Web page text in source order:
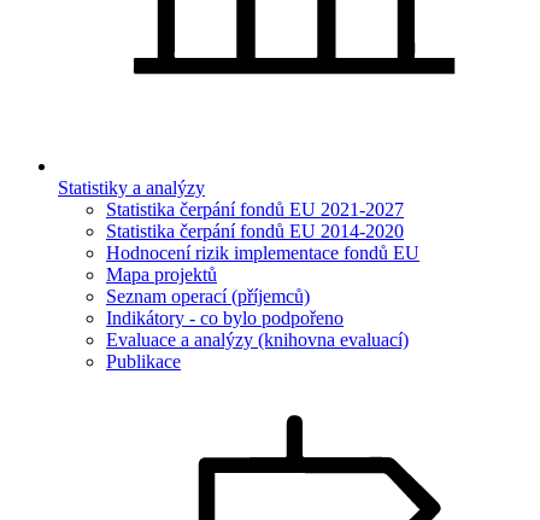
Statistiky a analýzy
Statistika čerpání fondů EU 2021-2027
Statistika čerpání fondů EU 2014-2020
Hodnocení rizik implementace fondů EU
Mapa projektů
Seznam operací (příjemců)
Indikátory - co bylo podpořeno
Evaluace a analýzy (knihovna evaluací)
Publikace